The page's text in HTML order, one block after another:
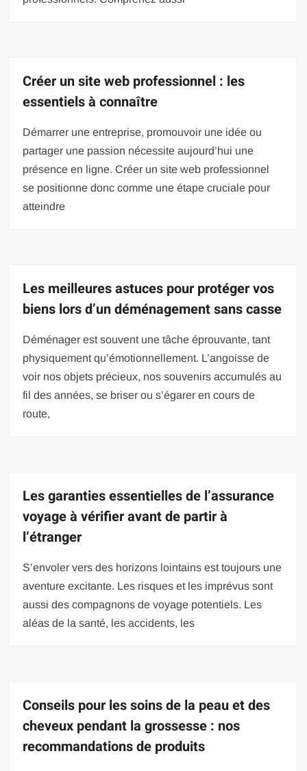
Créer un site web professionnel : les
essentiels à connaître
Démarrer une entreprise, promouvoir une idée ou
partager une passion nécessite aujourd’hui une
présence en ligne. Créer un site web professionnel
se positionne donc comme une étape cruciale pour
atteindre
Les meilleures astuces pour protéger vos
biens lors d’un déménagement sans casse
Déménager est souvent une tâche éprouvante, tant
physiquement qu’émotionnellement. L’angoisse de
voir nos objets précieux, nos souvenirs accumulés au
fil des années, se briser ou s’égarer en cours de
route,
Les garanties essentielles de l’assurance
voyage à vérifier avant de partir à
l’étranger
S’envoler vers des horizons lointains est toujours une
aventure excitante. Les risques et les imprévus sont
aussi des compagnons de voyage potentiels. Les
aléas de la santé, les accidents, les
Conseils pour les soins de la peau et des
cheveux pendant la grossesse : nos
recommandations de produits